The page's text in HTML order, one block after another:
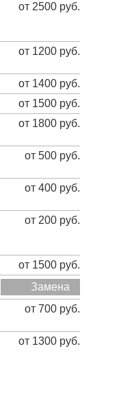
от 2500 руб.
от 1200 руб.
от 1400 руб.
от 1500 руб.
от 1800 руб.
от 500 руб.
от 400 руб.
от 200 руб.
от 1500 руб.
Замена
от 700 руб.
от 1300 руб.